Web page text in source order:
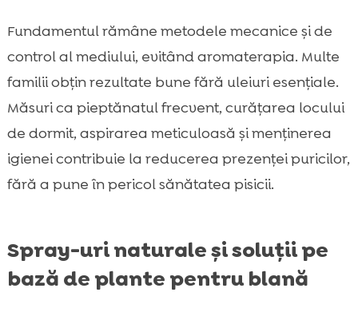
Fundamentul rămâne metodele mecanice și de
control al mediului, evitând aromaterapia. Multe
familii obțin rezultate bune fără uleiuri esențiale.
Măsuri ca pieptănatul frecvent, curățarea locului
de dormit, aspirarea meticuloasă și menținerea
igienei contribuie la reducerea prezenței puricilor,
fără a pune în pericol sănătatea pisicii.
Spray-uri naturale și soluții pe
bază de plante pentru blană